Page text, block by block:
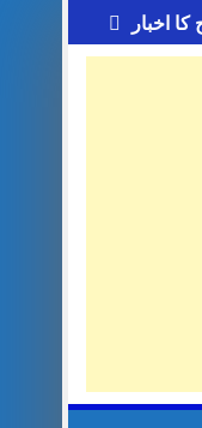
کا اخبار